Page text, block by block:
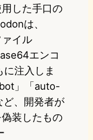
した手口の
は、
イル
エンコ
注入しま
」「auto-
、開発者が
装したもの